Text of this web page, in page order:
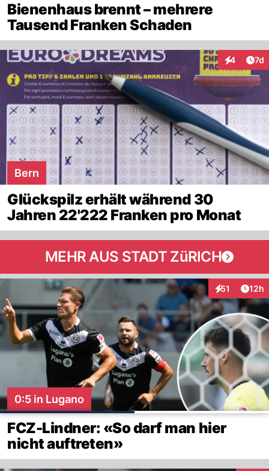
Bienenhaus brennt – mehrere
Tausend Franken Schaden
4 7d
Bern
Glückspilz erhält während 30
Jahren 22'222 Franken pro Monat
MEHR AUS STADT ZüRICH
51
Interaktionen
12h
0:5 in Lugano
FCZ-Lindner: «So darf man hier
nicht auftreten»